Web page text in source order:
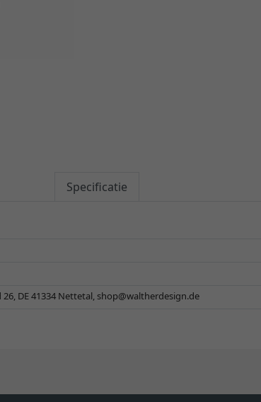
Specificatie
DE 41334 Nettetal,shop@waltherdesign.de